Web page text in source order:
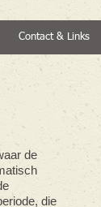
Contact & Links
de
die